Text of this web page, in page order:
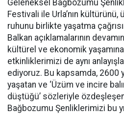
Geleneksel Bağbozumu
Festivali ile Urla’nın kültürünü,
ruhunu birlikte yaşatma
Balkan açıklamalarının
kültürel ve ekonomik
etkinliklerimizi de aynı
ediyoruz. Bu kapsamda, 2600
yaşatan ve ‘Üzüm ve incire
düştüğü’ sözleriyle
Bağbozumu Şenliklerimizi bu